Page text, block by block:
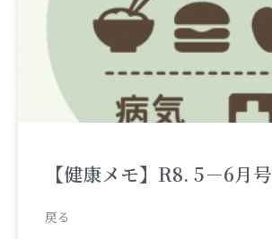
【健康メモ】R8. 5－6月号
戻る